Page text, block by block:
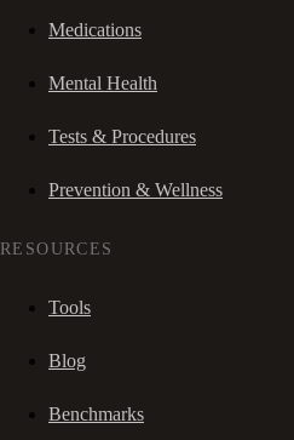
Medications
Mental Health
Tests & Procedures
Prevention & Wellness
RESOURCES
Tools
Blog
Benchmarks